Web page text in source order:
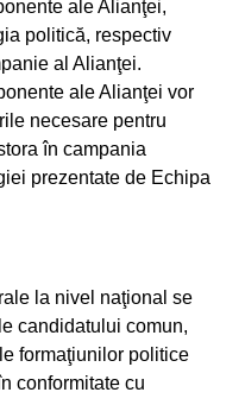
ale Alianţei,
politică, respectiv
al Alianţei.
ale Alianţei vor
necesare pentru
în campania
prezentate de Echipa
la nivel naţional se
candidatului comun,
formaţiunilor politice
conformitate cu